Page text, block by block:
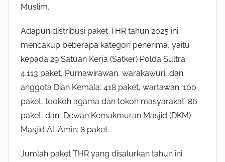
Muslim.
Adapun distribusi paket THR tahun 2025 ini
mencakup beberapa kategori penerima, yaitu
kepada 29 Satuan Kerja (Satker) Polda Sultra:
4.113 paket, Purnawirawan, warakawuri, dan
anggota Dian Kemala: 418 paket, wartawan: 100
paket, tookoh agama dan tokoh masyarakat: 86
paket, dan Dewan Kemakmuran Masjid (DKM)
Masjid Al-Amin: 8 paket.
Jumlah paket THR yang disalurkan tahun ini